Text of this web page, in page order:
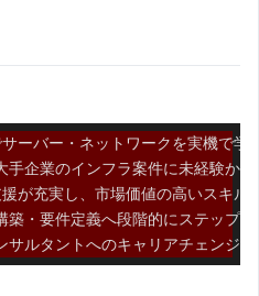
ーバー・ネットワークを実機で学
企業のインフラ案件に未経験から
が充実し、市場価値の高いスキル
・要件定義へ段階的にステップア
サルタントへのキャリアチェンジ